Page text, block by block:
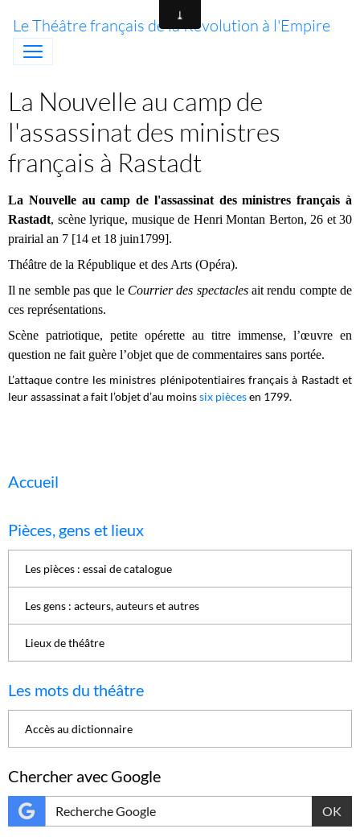
Le Théâtre français de la Révolution à l'Empire
La Nouvelle au camp de
l'assassinat des ministres
français à Rastadt
La Nouvelle aucamp de l'assassinat des ministres français à
Rastadt, scène lyrique, musique de Henri Montan Berton, 26 et 30
prairial an 7 [14 et 18 juin1799].
Théâtre de la République et des Arts (Opéra).
Il ne semble pas que le Courrier des spectaclesait rendu compte de
ces représentations.
Scène patriotique, petite opérette au titre immense, l’œuvre en
question ne fait guère l’objet que de commentaires sans portée.
L’attaque contre les ministres plénipotentiaires français à Rastadt et
leur assassinat a fait l’objet d’au moinssix piècesen 1799.
Accueil
Pièces, gens et lieux
Les pièces : essai de catalogue
Les gens : acteurs, auteurs et autres
Lieux de théâtre
Les mots du théâtre
Accès au dictionnaire
Chercher avec Google
OK